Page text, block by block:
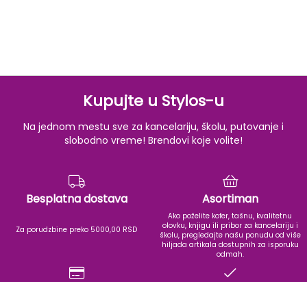
Kupujte u Stylos-u
Na jednom mestu sve za kancelariju, školu, putovanje i
slobodno vreme! Brendovi koje volite!
Besplatna dostava
Za porudzbine preko 5000,00 RSD
Asortiman
Ako poželite kofer, tašnu, kvalitetnu
olovku, knjigu ili pribor za kancelariju i
školu, pregledajte našu ponudu od više
hiljada artikala dostupnih za isporuku
odmah.